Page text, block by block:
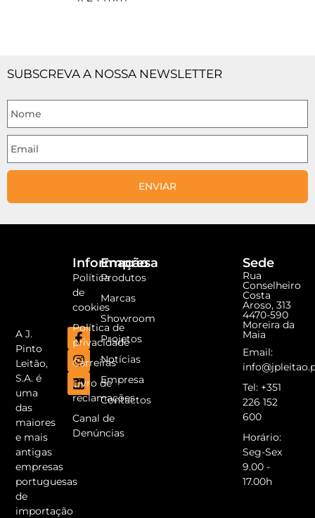
SUBSCREVA A NOSSA NEWSLETTER
ENVIAR
A J.
Pinto
Leitão,
S.A. é
uma
das
maiores
e mais
antigas
empresas
portuguesas
de
importação
Empresa
Produtos
Marcas
Showroom
Projetos
Notícias
Empresa
Contactos
Informação
Política
de
cookies
Política de
privacidade
Carreiras
Livro de
reclamações
Canal de
Denúncias
Sede
Rua
Conselheiro
Costa
Aroso, 313
4470-590
Moreira da
Maia
Email:
Tel: +351
226 152
600
Horário:
Seg-Sex
9.00 -
17.00h